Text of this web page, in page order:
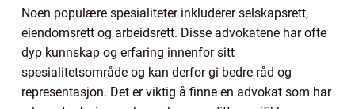
Noen populære spesialiteter inkluderer selskapsrett,
eiendomsrett og arbeidsrett. Disse advokatene har ofte
dyp kunnskap og erfaring innenfor sitt
spesialitetsområde og kan derfor gi bedre råd og
representasjon. Det er viktig å finne en advokat som har